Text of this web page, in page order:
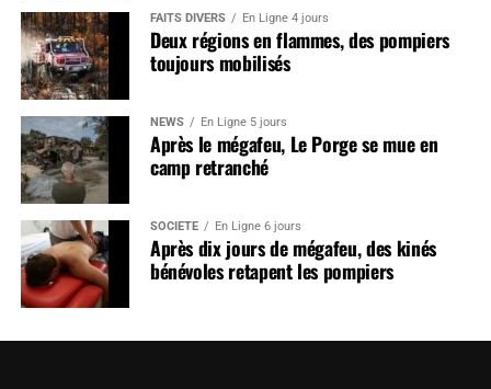
FAITS DIVERS En Ligne 4 jours
Deux régions en flammes, des pompiers
toujours mobilisés
NEWS En Ligne 5 jours
Après le mégafeu, Le Porge se mue en
camp retranché
SOCIÉTÉ En Ligne 6 jours
Après dix jours de mégafeu, des kinés
bénévoles retapent les pompiers